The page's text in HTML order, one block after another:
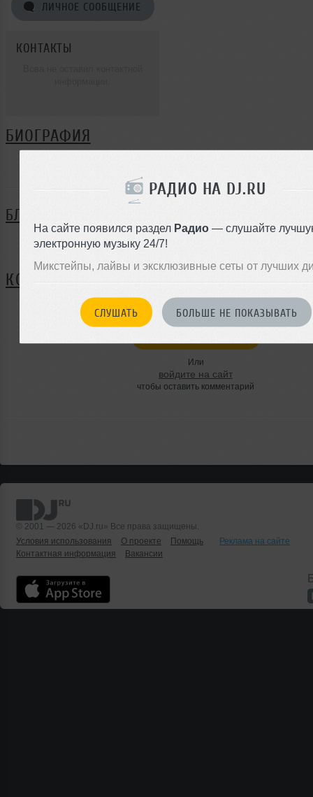
РАДИО НА DJ.RU
На сайте появился раздел Радио — слушайте
электронную музыку 24/7!
Микстейпы, лайвы и эксклюзивные сеты от лучших
СЛУШАТЬ БОЛЬШЕ НЕ ПОКАЗЫВАТЬ
ЛИЧНОЕ СООБЩЕНИЕ
КОНТАКТЫ
БИОГРАФИЯ
БЛОГ
Нет записей в блоге
КОММЕНТАРИИ
Или
войдите на сайт
чтобы оставить комментарий
© 2001 — 2026 «DJ.ru» Все права защищены.
Условия использования
О проекте Помощь
Реклама на сайте
Контактная информация
Вакансии